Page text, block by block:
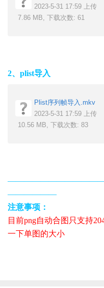
2023-5-31 17:59 上传
7.86 MB, 下载次数: 61
2、plist导入
Plist序列帧导入.mkv
2023-5-31 17:59 上传
10.56 MB, 下载次数: 83
——————
注意事项：
目前png自动合图只支持
一下单图的大小